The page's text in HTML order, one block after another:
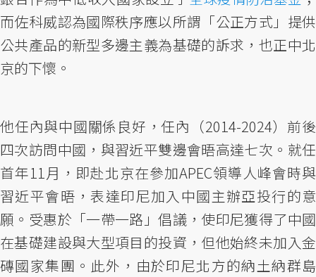
而佐科威認為國際秩序應以所謂「公正方式」提供
公共產品的新型多邊主義為基礎的訴求，也正中北
京的下懷。
他任內與中國關係良好，任內（2014-2024）前後
四次訪問中國，與習近平雙邊會晤高達七次。就任
首年11月，即赴北京在參加APEC領導人峰會時與
習近平會晤，表達印尼加入中國主辦亞投行的意
願。受惠於「一帶一路」倡議，使印尼獲得了中國
在基礎建設與大型項目的投資，但他始終未加入金
磚國家集團。此外，由於印尼北方的納土納群島